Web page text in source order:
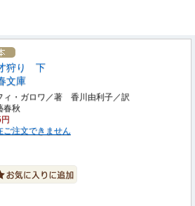
狩り 下
文庫
ィ・ガロワ／著 香川由利子／訳
春秋
ご注文できません